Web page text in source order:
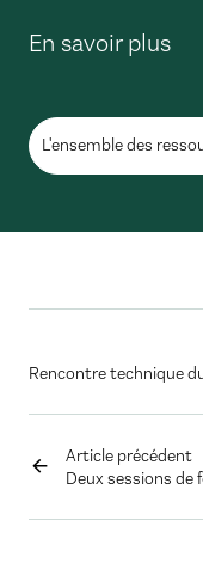
En savoir plus
L'ensemble des
Article précédent
Deux sessions
Rencontre technique